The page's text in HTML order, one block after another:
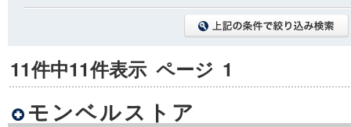
11件中11件表示 ページ 1
モンベルストア